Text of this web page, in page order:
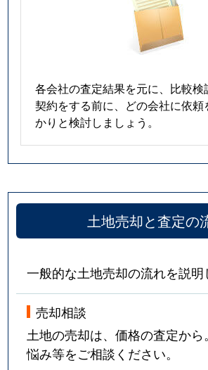
各会社の査定結果を元に、比較検
契約をする前に、どの会社に依頼
かりと検討しましょう。
土地売却と査定の
一般的な土地売却の流れを説明
売却相談
土地の売却は、価格の査定か
悩み等をご相談ください。